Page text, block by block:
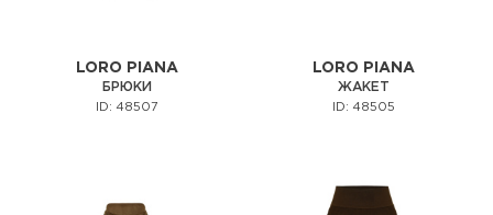
LORO PIANA
БРЮКИ
ID: 48507
LORO PIANA
ЖАКЕТ
ID: 48505